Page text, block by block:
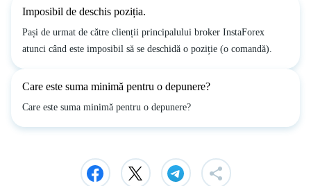
Imposibil de deschis poziția.
Pași de urmat de către clienții principalului broker InstaForex
atunci când este imposibil să se deschidă o poziție (o comandă).
Care este suma minimă pentru o depunere?
Care este suma minimă pentru o depunere?